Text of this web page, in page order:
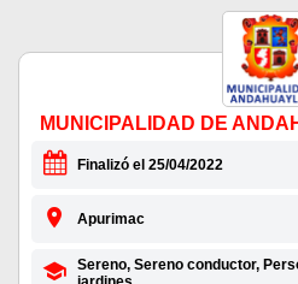
MUNICIPALIDAD DE
Finalizó el 25/04/2022
Apurimac
Sereno, Sereno conductor,